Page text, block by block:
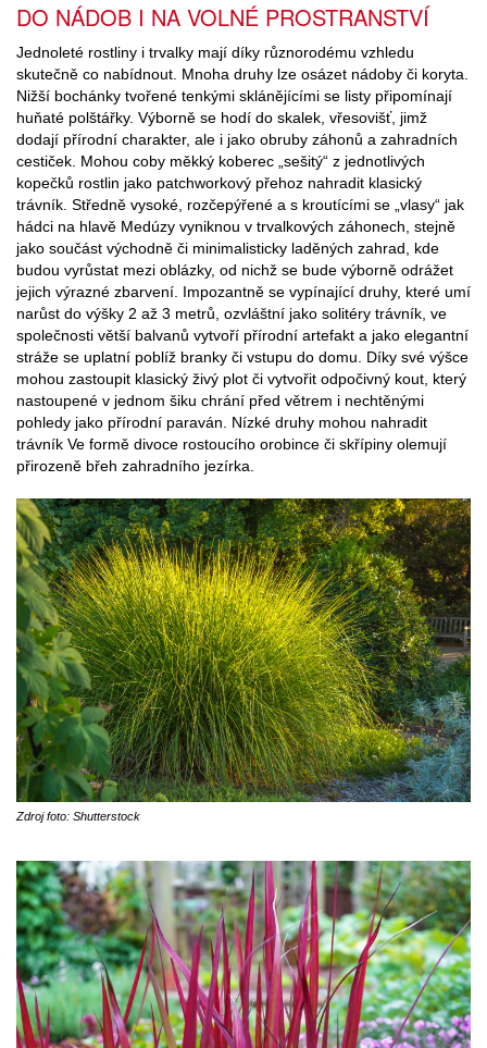
DO NÁDOB I NA VOLNÉ PROSTRANSTVÍ
Jednoleté rostliny i trvalky mají díky různorodému vzhledu
skutečně co nabídnout. Mnoha druhy lze osázet nádoby či koryta.
Nižší bochánky tvořené tenkými sklánějícími se listy připomínají
huňaté polštářky. Výborně se hodí do skalek, vřesovišť, jimž
dodají přírodní charakter, ale i jako obruby záhonů a zahradních
cestiček. Mohou coby měkký koberec „sešitý“ z jednotlivých
kopečků rostlin jako patchworkový přehoz nahradit klasický
trávník. Středně vysoké, rozčepýřené a s kroutícími se „vlasy“ jak
hádci na hlavě Medúzy vyniknou v trvalkových záhonech, stejně
jako součást východně či minimalisticky laděných zahrad, kde
budou vyrůstat mezi oblázky, od nichž se bude výborně odrážet
jejich výrazné zbarvení. Impozantně se vypínající druhy, které umí
narůst do výšky 2 až 3 metrů, ozvláštní jako solitéry trávník, ve
společnosti větší balvanů vytvoří přírodní artefakt a jako elegantní
stráže se uplatní poblíž branky či vstupu do domu. Díky své výšce
mohou zastoupit klasický živý plot či vytvořit odpočivný kout, který
nastoupené v jednom šiku chrání před větrem i nechtěnými
pohledy jako přírodní paraván. Nízké druhy mohou nahradit
trávník Ve formě divoce rostoucího orobince či skřípiny olemují
přirozeně břeh zahradního jezírka.
Zdroj foto: Shutterstock